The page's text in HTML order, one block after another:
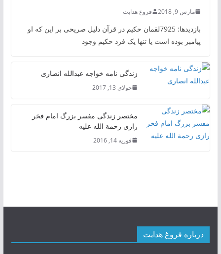
مارس 9, 2018 فروغ هدایت
بازدیدها: 7925لقمان حکیم در قرآن دلیل صریحی بر این که او
پیامبر بوده است یا تنها یک فرد حکیم وجود
زندگی نامه خواجه عبدالله انصاری
جولای 13, 2017
مختصر زندگی مفسر بزرگ امام فخر
رازی رحمة الله علیه
فوریه 14, 2016
درباره فروغ هدایت